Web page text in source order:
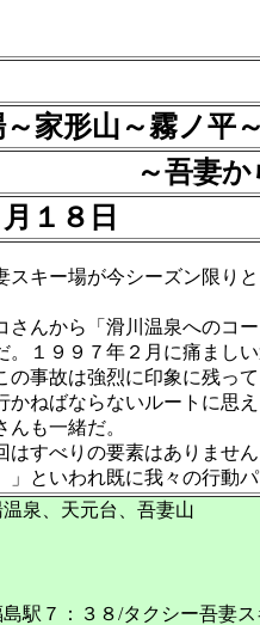
家形山～霧ノ平
～吾妻
１８日
スキー場が今シーズン限り
さんから「滑川温泉へのコ
。１９９７年２月に痛まし
の事故は強烈に印象に残
ねばならないルートに思
も一緒だ。
はすべりの要素はありませ
」といわれ既に我々の行動
温泉、天元台、吾妻山
駅７：３８/タクシー吾妻